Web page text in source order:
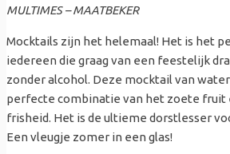
MULTIMES – MAATBEKER
Mocktails zijn het helemaal! Het is het
iedereen die graag van een feestelijk
zonder alcohol. Deze mocktail van
perfecte combinatie van het zoete fruit
frisheid. Het is de ultieme dorstlesser
Een vleugje zomer in een glas!